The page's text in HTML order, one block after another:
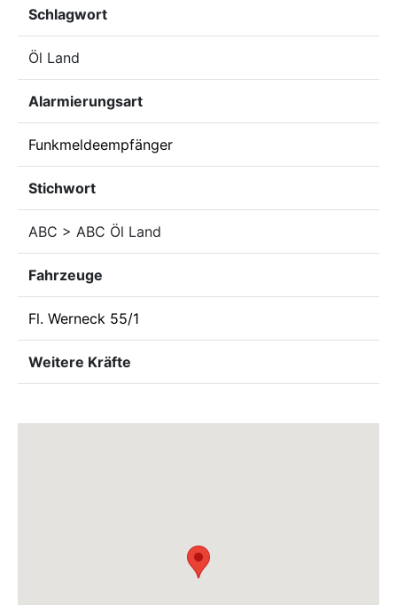
Schlagwort
Öl Land
Alarmierungsart
Funkmeldeempfänger
Stichwort
ABC > ABC Öl Land
Fahrzeuge
Fl. Werneck 55/1
Weitere Kräfte